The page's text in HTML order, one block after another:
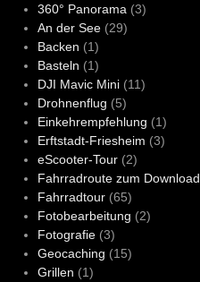
360° Panorama (3)
An der See(29)
Backen (1)
Basteln (1)
DJI Mavic Mini(11)
Drohnenflug (5)
Einkehrempfehlung (1)
Erftstadt-Friesheim (3)
eScooter-Tour(2)
Fahrradroute zum Download
Fahrradtour(65)
Fotobearbeitung (2)
Fotografie(3)
Geocaching (15)
Grillen (1)